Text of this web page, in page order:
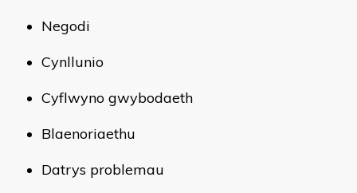
Negodi
Cynllunio
Cyflwyno gwybodaeth
Blaenoriaethu
Datrys problemau